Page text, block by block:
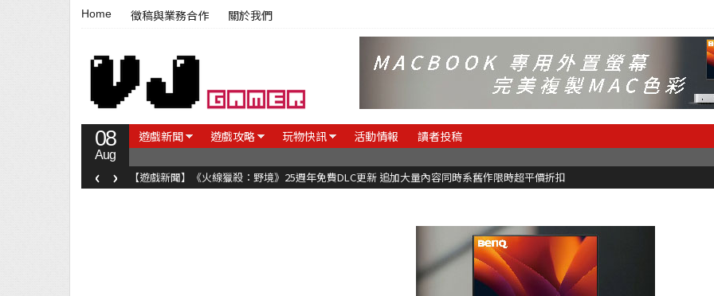
Home 徵稿與業務合作 關於我們
08
Aug
遊戲新聞 遊戲攻略 玩物快訊 活動情報 讀者投稿
【遊戲新聞】《火線獵殺：野境》25週年免費DLC更新 追加大量內容同時系舊作限時超平價折扣
‹ ›